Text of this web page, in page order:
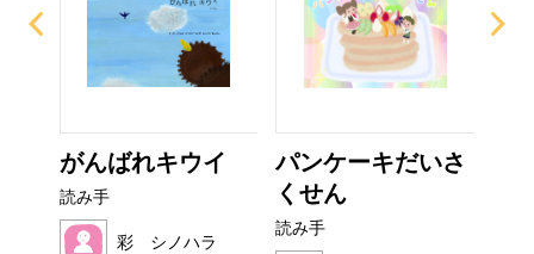
がんばれキウイ
読み手
彩 シノハラ
パンケーキだいさ
くせん
読み手